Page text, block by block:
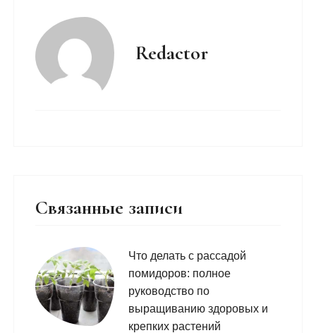
Redactor
Связанные записи
Что делать с рассадой
помидоров: полное
руководство по
выращиванию здоровых и
крепких растений